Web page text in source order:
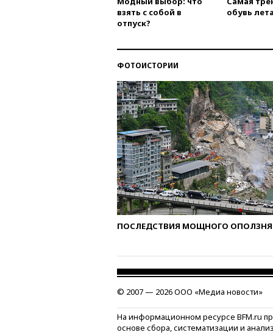
взять с собой в
отпуск?
обувь
ФОТОИСТОРИИ
ПОСЛЕДСТВИЯ МОЩНОГО ОПОЛЗНЯ
© 2007 — 2026 ООО «Медиа новости»
На информационном ресурсе BFM.ru
основе сбора, систематизации и